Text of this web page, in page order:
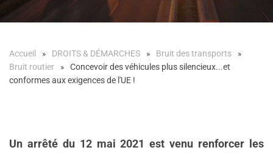
Accueil DROITS & DÉMARCHES
Bruit des transports
Bruit routier
Concevoir des véhicules plus silencieux...et
conformes aux exigences de l'UE !
Un arrêté du 12 mai 2021 est venu renforcer les